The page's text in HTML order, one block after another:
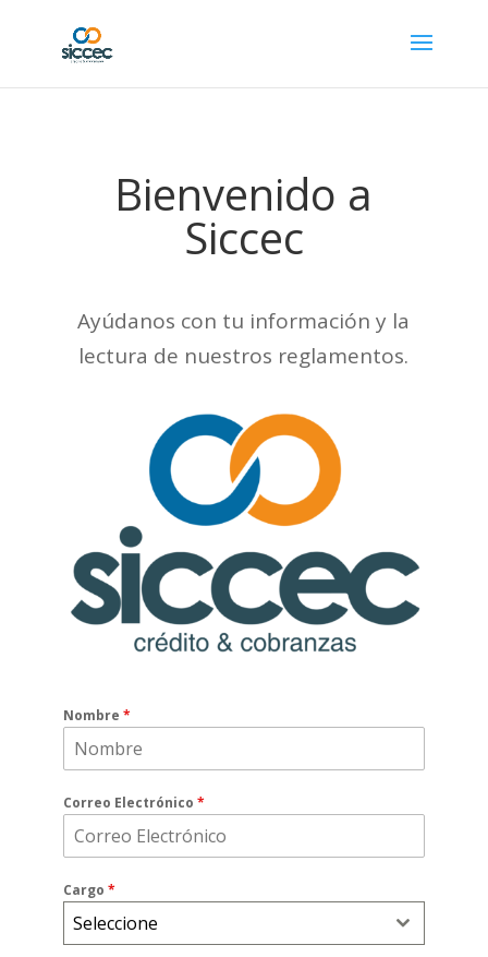
Bienvenido a
Siccec
Ayúdanos con tu información y la
lectura de nuestros reglamentos.
Nombre*
Correo Electrónico*
Cargo*
Seleccione